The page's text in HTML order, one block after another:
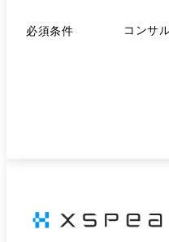
変革に貢献していただける
テクノ
ると強
順不同
システ
「
必須条件 コンサ